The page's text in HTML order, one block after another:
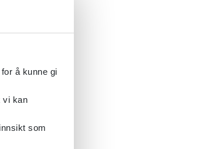
å kunne gi
vi kan
som